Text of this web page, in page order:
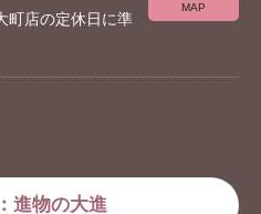
町店の定休日に準
MAP
進物の大進